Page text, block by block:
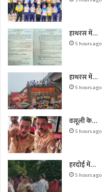
हाथरस में…
5 hours ago
हाथरस में…
5 hours ago
वसूली के…
5 hours ago
हरदोई में…
5 hours ago